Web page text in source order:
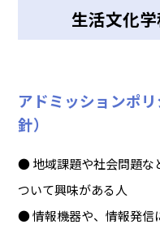
生活文化
アドミッションポ
針）
● 地域課題や社会問題な
ついて興味がある人
● 情報機器や、情報発信